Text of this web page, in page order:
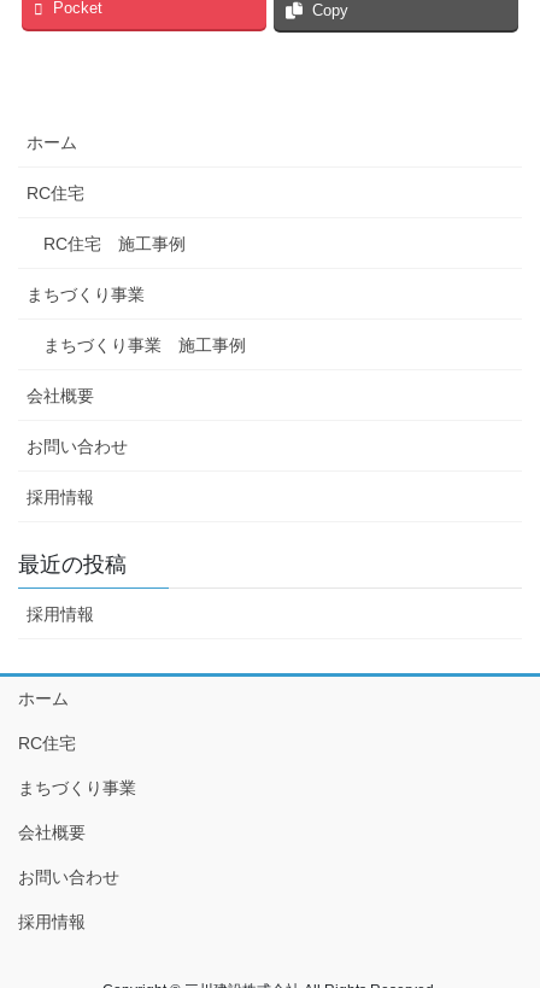
Pocket Copy
ホーム
RC住宅
RC住宅 施工事例
まちづくり事業
まちづくり事業 施工事例
会社概要
お問い合わせ
採用情報
最近の投稿
採用情報
ホーム
RC住宅
まちづくり事業
会社概要
お問い合わせ
採用情報